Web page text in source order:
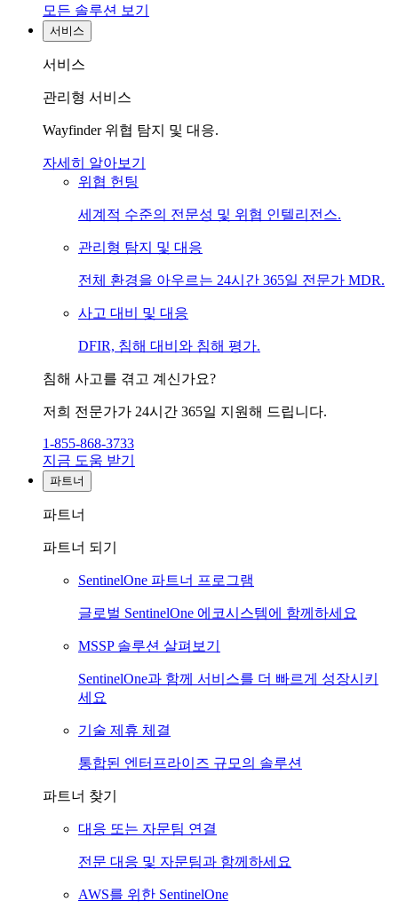
모든 솔루션 보기
서비스
서비스
관리형 서비스
Wayfinder 위협 탐지 및 대응.
자세히 알아보기
위협 헌팅
세계적 수준의 전문성 및 위협 인텔리전스.
관리형 탐지 및 대응
전체 환경을 아우르는 24시간 365일 전문가 MDR.
사고 대비 및 대응
DFIR, 침해 대비와 침해 평가.
침해 사고를 겪고 계신가요?
저희 전문가가 24시간 365일 지원해 드립니다.
1-855-868-3733
지금 도움 받기
파트너
파트너
파트너 되기
SentinelOne 파트너 프로그램
글로벌 SentinelOne 에코시스템에 함께하세요
MSSP 솔루션 살펴보기
SentinelOne과 함께 서비스를 더 빠르게 성장시키
세요
기술 제휴 체결
통합된 엔터프라이즈 규모의 솔루션
파트너 찾기
대응 또는 자문팀 연결
전문 대응 및 자문팀과 함께하세요
AWS를 위한 SentinelOne